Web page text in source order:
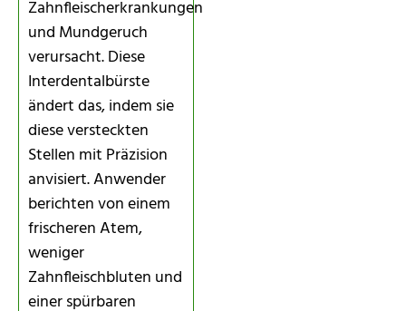
Zahnfleischerkrankungen
und Mundgeruch
verursacht. Diese
Interdentalbürste
ändert das, indem sie
diese versteckten
Stellen mit Präzision
anvisiert. Anwender
berichten von einem
frischeren Atem,
weniger
Zahnfleischbluten und
einer spürbaren